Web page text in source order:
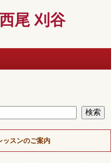
尾 刈谷
検索
ッスンのご案内